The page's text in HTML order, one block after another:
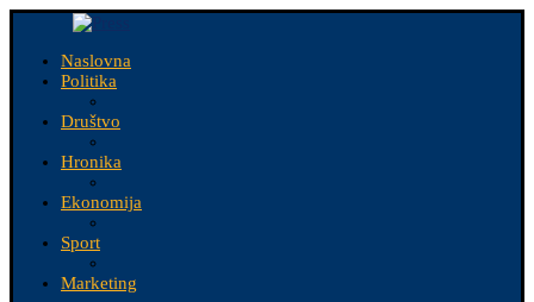
Naslovna
Politika
Društvo
Hronika
Ekonomija
Sport
Marketing